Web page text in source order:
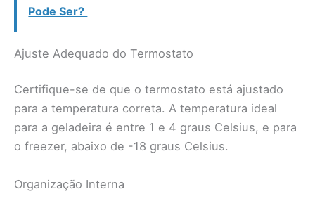
Pode Ser?
Ajuste Adequado do Termostato
Certifique-se de que o termostato está ajustado
para a temperatura correta. A temperatura ideal
para a geladeira é entre 1 e 4 graus Celsius, e para
o freezer, abaixo de -18 graus Celsius.
Organização Interna